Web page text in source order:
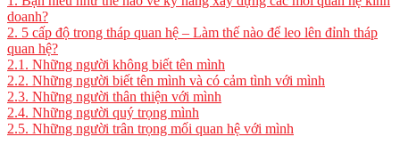
doanh?
2. 5 cấp độ trong tháp quan hệ – Làm thế nào để leo lên đỉnh tháp
quan hệ?
2.1. Những người không biết tên mình
2.2. Những người biết tên mình và có cảm tình với mình
2.3. Những người thân thiện với mình
2.4. Những người quý trọng mình
2.5. Những người trân trọng mối quan hệ với mình